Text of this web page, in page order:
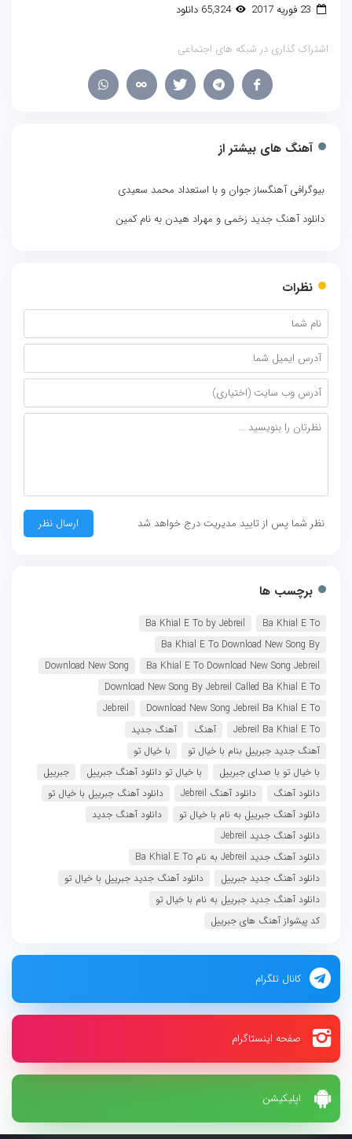
اپلیکیشن
65,324 دانلود
اشتراک گذاری در شبکه های اجتماعی
آهنگ های بیشتر از
بیوگرافی آهنگساز جوان و با استعداد محمد سعیدی
دانلود آهنگ جدید زخمی و مهراد هیدن به نام کمین
نظرات
نظر شما پس از تایید مدیریت درج خواهد شد
برچسب ها
Ba Khial E To
Ba Khial E To by ​Jebreil
Ba Khial E To Download New Song By
Ba Khial E To Download New Song ​Jebreil
Download New Song
Download New Song By ​Jebreil Called Ba Khial E To
Download New Song ​Jebreil Ba Khial E To
Jebreil
​Jebreil Ba Khial E To
آهنگ
آهنگ جدید
آهنگ جدید جبرییل بنام با خیال تو
با خیال تو
با خیال تو با صدای جبرییل
با خیال تو دانلود آهنگ جبرییل
جبرییل
دانلود آهنگ
دانلود آهنگ Jebreil
دانلود آهنگ جبرییل با خیال تو
دانلود آهنگ جبرییل به نام با خیال تو
دانلود آهنگ جدید
دانلود آهنگ جدید Jebreil
دانلود آهنگ جدید ​Jebreil به نام Ba Khial E To
دانلود آهنگ جدید جبرییل
دانلود آهنگ جدید جبرییل با خیال تو
دانلود آهنگ جدید جبرییل به نام با خیال تو
کد پیشواز آهنگ های جبرییل
کانال تلگرام
صفحه اینستاگرام